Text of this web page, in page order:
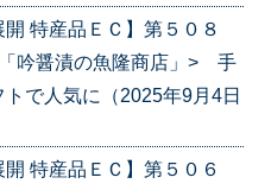
開 特産品ＥＣ】第５０８
吟醤漬の魚隆商店」> 手
で人気に（2025年9月4日
特産品ＥＣ】第５０６